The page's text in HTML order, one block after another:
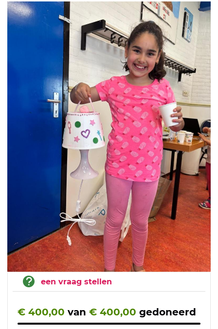
een vraag stellen
€ 400,00 van € 400,00 gedoneerd